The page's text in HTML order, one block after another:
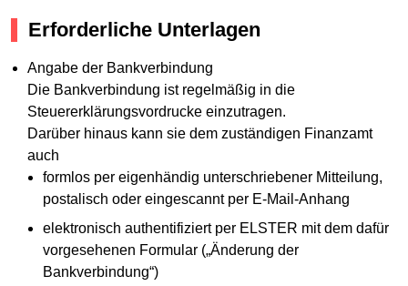
Erforderliche Unterlagen
Angabe der Bankverbindung
Die Bankverbindung ist regelmäßig in die
Steuererklärungsvordrucke einzutragen.
Darüber hinaus kann sie dem zuständigen Finanzamt
auch
formlos per eigenhändig unterschriebener Mitteilung,
postalisch oder eingescannt per E-Mail-Anhang
elektronisch authentifiziert per ELSTER mit dem dafür
vorgesehenen Formular („Änderung der
Bankverbindung“)